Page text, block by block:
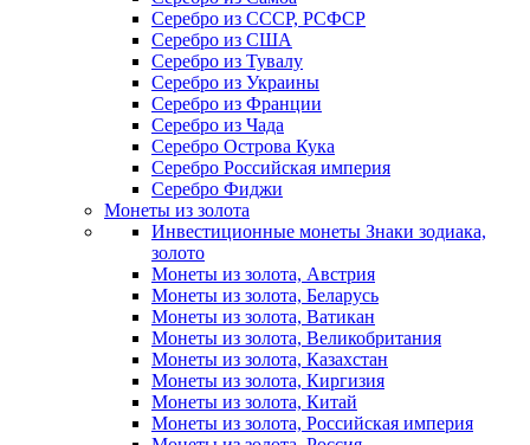
Серебро из СССР, РСФСР
Серебро из США
Серебро из Тувалу
Серебро из Украины
Серебро из Франции
Серебро из Чада
Серебро Острова Кука
Серебро Российская империя
Серебро Фиджи
Монеты из золота
Инвестиционные монеты Знаки зодиака,
золото
Монеты из золота, Австрия
Монеты из золота, Беларусь
Монеты из золота, Ватикан
Монеты из золота, Великобритания
Монеты из золота, Казахстан
Монеты из золота, Киргизия
Монеты из золота, Китай
Монеты из золота, Российская империя